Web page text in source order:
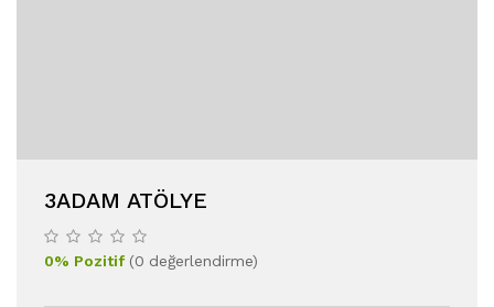
3ADAM ATÖLYE
0% Pozitif(0 değerlendirme)